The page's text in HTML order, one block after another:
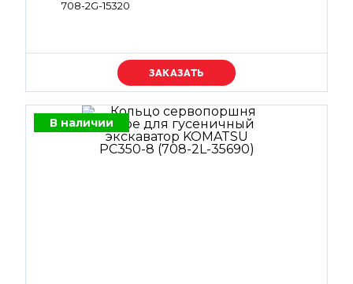
708-2G-15320
Уточняйте цену
В наличии